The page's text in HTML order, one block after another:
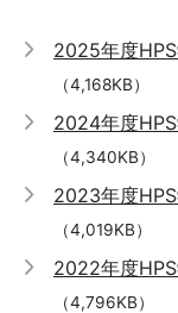
2025年度HPS
（4,168KB）
2024年度HPS
（4,340KB）
2023年度HPS
（4,019KB）
2022年度HPS
（4,796KB）